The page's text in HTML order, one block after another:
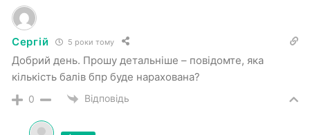
Сергій 5 роки тому
Добрий день. Прошу детальніше – повідомте, яка
кількість балів бпр буде нарахована?
0 Відповідь